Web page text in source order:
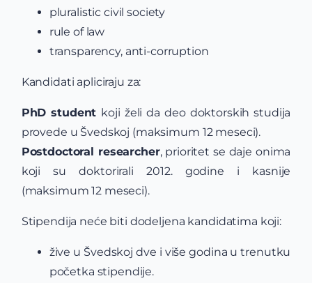
pluralistic civil society
rule of law
transparency, anti-corruption
Kandidati apliciraju za:
PhD student koji želi da deo doktorskih studija
provede u Švedskoj (maksimum 12 meseci).
Postdoctoral researcher, prioritet se daje onima
koji su doktorirali 2012. godine i kasnije
(maksimum 12 meseci).
Stipendija neće biti dodeljena kandidatima koji:
žive u Švedskoj dve i više godina u trenutku
početka stipendije.